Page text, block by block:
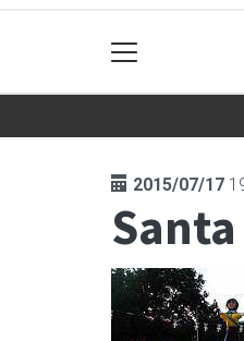
2015/07/17